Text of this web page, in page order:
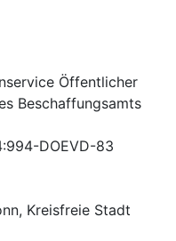
Öffentlicher
Beschaffungsamts
DOEVD-83
Kreisfreie Stadt